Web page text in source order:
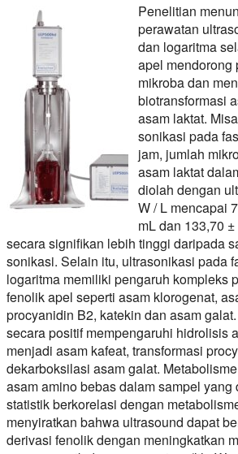
Penelitian
perawatan
dan logaritma
apel mendorong
mikroba dan
biotransformasi
asam laktat.
sonikasi pada
jam, jumlah
asam laktat
diolah dengan
W / L mencapai
mL dan 133,70
secara signifikan lebih tinggi daripada
sonikasi. Selain itu, ultrasonikasi pada
logaritma memiliki pengaruh kompleks
fenolik apel seperti asam klorogenat,
procyanidin B2, katekin dan asam
secara positif mempengaruhi hidrolisis
menjadi asam kafeat, transformasi
dekarboksilasi asam galat.
asam amino bebas dalam sampel
statistik berkorelasi dengan
menyiratkan bahwa ultrasound dapat
derivasi fenolik dengan meningkatkan